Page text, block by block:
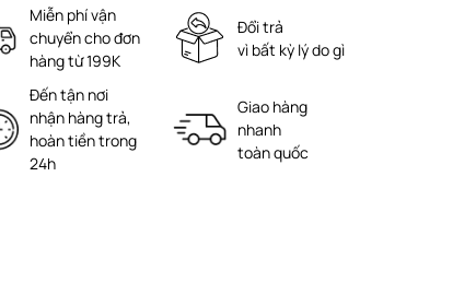
Miễn phí vận
chuyển cho đơn
hàng từ 199K
Đổi trả
vì bất kỳ lý do gì
Đến tận nơi
nhận hàng trả,
hoàn tiền trong
24h
Giao hàng
nhanh
toàn quốc